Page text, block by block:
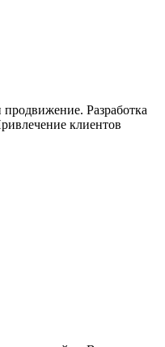
Разработка
клиентов